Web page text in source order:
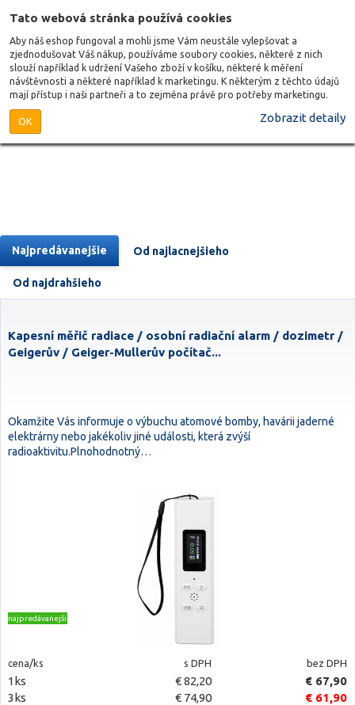
Tato webová stránka používá cookies
Aby náš eshop fungoval a mohli jsme Vám neustále vylepšovat a
zjednodušovat Váš nákup, používáme soubory cookies, některé z nich
slouží například k udržení Vašeho zboží v košíku, některé k měření
návštěvnosti a některé například k marketingu. K některým z těchto údajů
mají přístup i naši partneři a to zejména právě pro potřeby marketingu.
OK Zobrazit detaily
Najpredávanejšie Od najlacnejšieho
Od najdrahšieho
Kapesní měřič radiace / osobní radiační alarm / dozimetr /
Geigerův / Geiger-Mullerův počítač...
Okamžite Vás informuje o výbuchu atomové bomby, havárii jaderné
elektrárny nebo jakékoliv jiné události, která zvýší
radioaktivitu.Plnohodnotný…
najpredávanejšie
cena/ks s DPH bez DPH
1ks € 82,20
€ 67,90
3ks
€ 74,90
€ 61,90